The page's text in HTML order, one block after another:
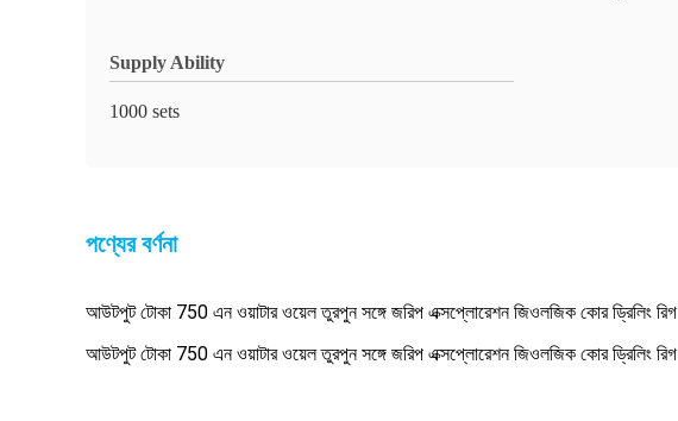
Supply Ability
1000 sets
পণ্যের বর্ণনা
আউটপুট টোকা 750 এন ওয়াটার ওয়েল তুরপুন সঙ্গে জরিপ এক্সপ্লোরেশন জিওলজিক কোর ড্রিলিং রিগ
আউটপুট টোকা 750 এন ওয়াটার ওয়েল তুরপুন সঙ্গে জরিপ এক্সপ্লোরেশন জিওলজিক কোর ড্রিলিং রিগ